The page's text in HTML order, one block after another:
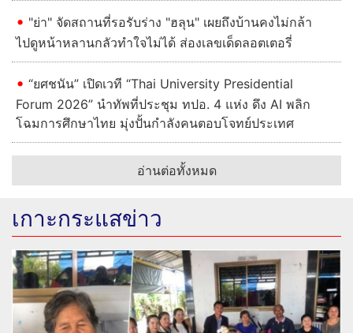
เกาะกระแสข่าว
"ย่า" จัดสถานที่รอรับร่าง "ฮลุน" เผยถึงบ้านคงไม่กล้าไปดู
หน้าหลานกลัวทำใจไม่ได้ ส่องเลขเด็ดลอตเตอรี่